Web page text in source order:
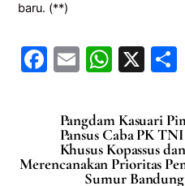
baru. (**)
F
c
e
b
E
ai
l
W
at
s
A
X
Pangdam Kasuari
Pansus Caba PK
Khusus Kopassus
Merencanakan Prioritas
Sumur